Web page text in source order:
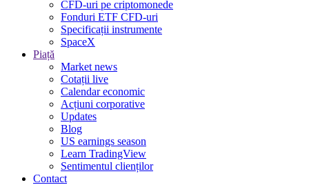
CFD-uri pe criptomonede
Fonduri ETF CFD-uri
Specificații instrumente
SpaceX
Piață
Market news
Cotații live
Calendar economic
Acțiuni corporative
Updates
Blog
US earnings season
Learn TradingView
Sentimentul clienților
Contact